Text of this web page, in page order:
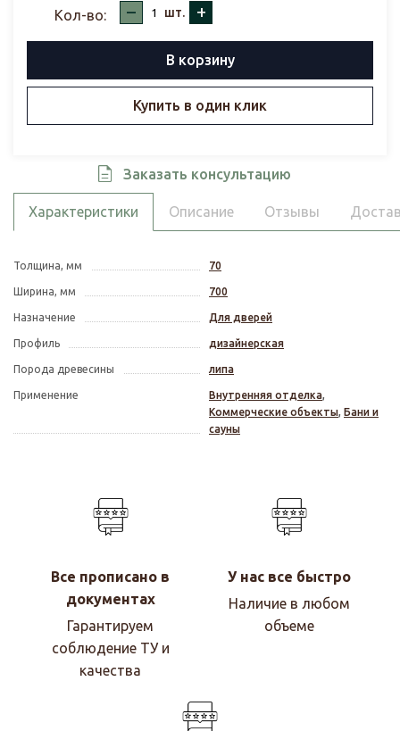
Кол-во: – шт. +
В корзину
Купить в один клик
Заказать консультацию
Характеристики Описание Отзывы
Толщина, мм 70
Ширина, мм 700
Назначение Для дверей
Профиль дизайнерская
Порода древесины липа
Применение Внутренняя отделка,
Коммерческие объекты, Бани и
сауны
Все прописано в
документах
Гарантируем
соблюдение ТУ и
качества
У нас все быстро
Наличие в любом
объеме